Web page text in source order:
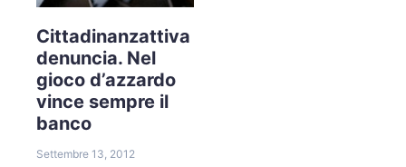
Cittadinanzattiva
denuncia. Nel
gioco d’azzardo
vince sempre il
banco
Settembre 13, 2012